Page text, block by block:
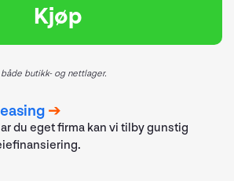
Kjøp
butikk- og nettlager.
du eget firma kan vi tilby gunstig